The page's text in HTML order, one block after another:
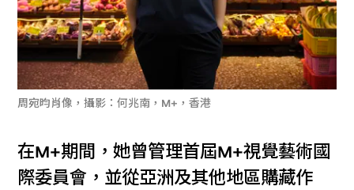
周宛昀肖像，攝影：何兆南，M+，香港
在M+期間，她曾管理首屆M+視覺藝術國
際委員會，並從亞洲及其他地區購藏作